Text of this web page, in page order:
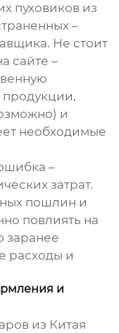
пуховиков из
–
Не стоит
сайте –
продукции,
и
необходимые
–
затрат.
пошлин и
повлиять на
заранее
расходы и
и
из Китая